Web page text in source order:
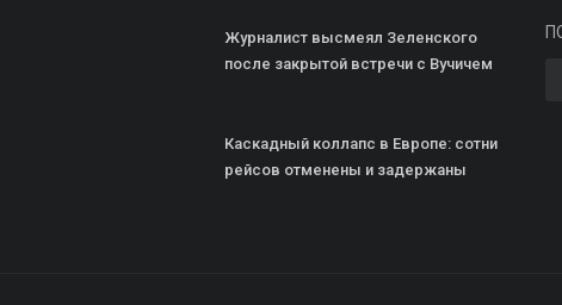
Журналист высмеял Зеленского
после закрытой встречи с Вучичем
Каскадный коллапс в Европе: сотни
рейсов отменены и задержаны